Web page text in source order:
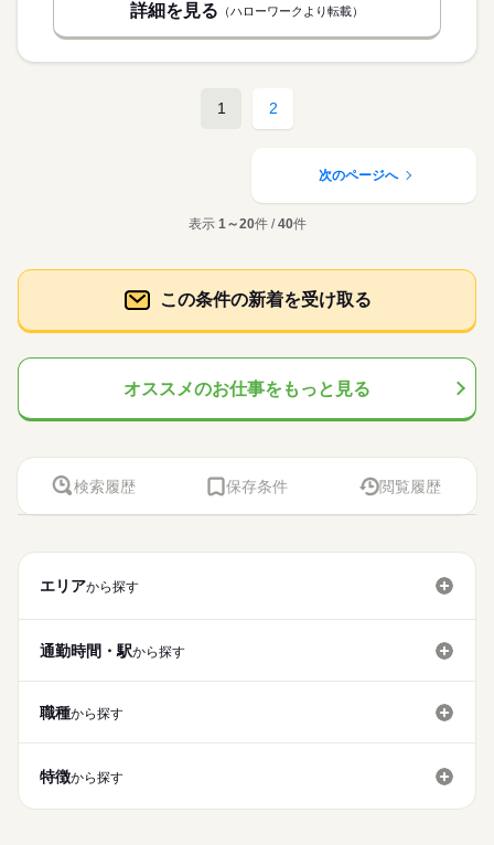
詳細を見る （ハローワークより転載）
1 2
次のページへ
表示 1～20件 /40件
この条件の新着を受け取る
オススメのお仕事をもっと見る
検索履歴 保存条件 閲覧履歴
エリアから探す
通勤時間・駅から探す
職種から探す
特徴から探す